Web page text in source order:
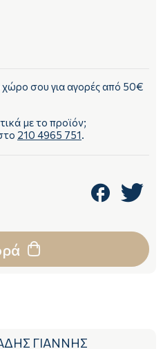
σου για αγορές από 50€
με το προϊόν;
210 4965 751.
ΓΙΑΝΝΗΣ